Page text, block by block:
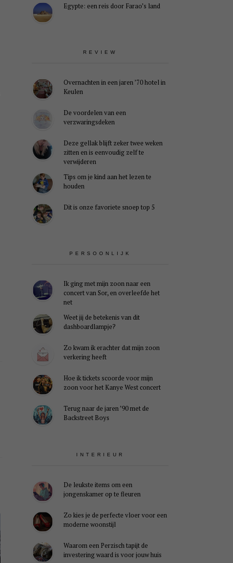
Egypte: een reis door Farao’s land
REVIEW
Overnachten in een jaren ’70 hotel in
Keulen
De voordelen van een
verzwaringsdeken
Deze gellak blijft zeker twee weken
zitten en is eenvoudig zelf te
verwijderen
Tips om je kind aan het lezen te
houden
Dit is onze favoriete snoep top 5
PERSOONLIJK
Ik ging met mijn zoon naar een
concert van Sor, en overleefde het
net
Weet jij de betekenis van dit
dashboardlampje?
Zo kwam ik erachter dat mijn zoon
verkering heeft
Hoe ik tickets scoorde voor mijn
zoon voor het Kanye West concert
Terug naar de jaren ’90 met de
Backstreet Boys
INTERIEUR
De leukste items om een
jongenskamer op te fleuren
Zo kies je de perfecte vloer voor een
moderne woonstijl
Waarom een Perzisch tapijt de
investering waard is voor jouw huis